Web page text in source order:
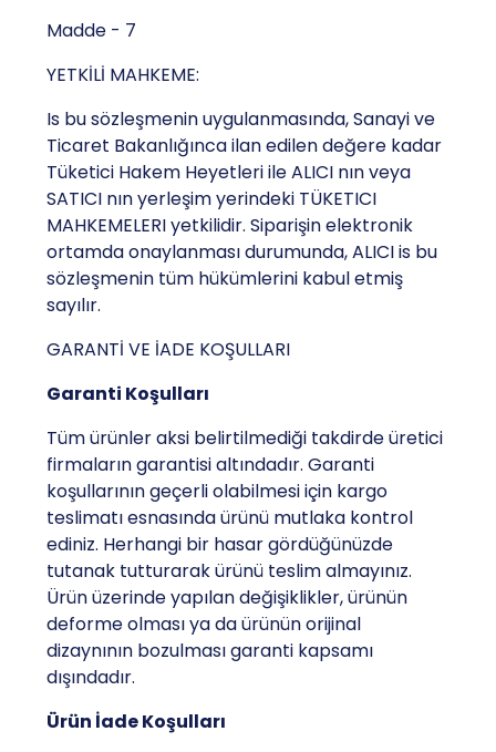
Madde - 7
YETKİLİ MAHKEME:
Is bu sözleşmenin uygulanmasında, Sanayi ve
Ticaret Bakanlığınca ilan edilen değere kadar
Tüketici Hakem Heyetleri ile ALICI nın veya
SATICI nın yerleşim yerindeki TÜKETICI
MAHKEMELERI yetkilidir. Siparişin elektronik
ortamda onaylanması durumunda, ALICI is bu
sözleşmenin tüm hükümlerini kabul etmiş
sayılır.
GARANTİ VE İADE KOŞULLARI
Garanti Koşulları
Tüm ürünler aksi belirtilmediği takdirde üretici
firmaların garantisi altındadır. Garanti
koşullarının geçerli olabilmesi için kargo
teslimatı esnasında ürünü mutlaka kontrol
ediniz. Herhangi bir hasar gördüğünüzde
tutanak tutturarak ürünü teslim almayınız.
Ürün üzerinde yapılan değişiklikler, ürünün
deforme olması ya da ürünün orijinal
dizaynının bozulması garanti kapsamı
dışındadır.
Ürün İade Koşulları